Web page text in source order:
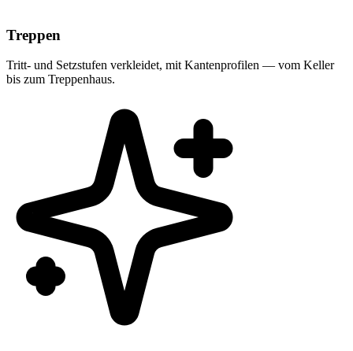
Treppen
Tritt- und Setzstufen verkleidet, mit Kantenprofilen — vom Keller
bis zum Treppenhaus.